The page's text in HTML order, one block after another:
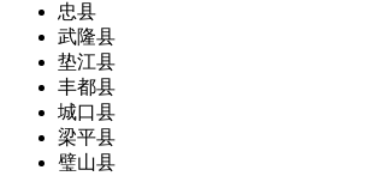
忠县
武隆县
垫江县
丰都县
城口县
梁平县
璧山县